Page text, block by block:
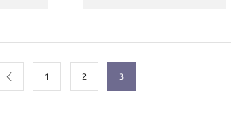
1 2 3